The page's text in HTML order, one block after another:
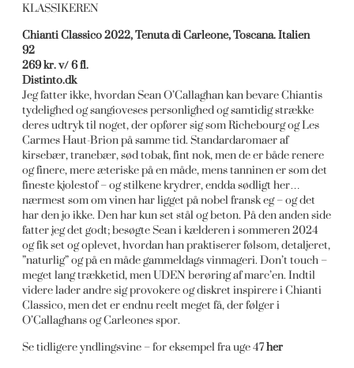
KLASSIKEREN
Chianti Classico 2022, Tenuta di Carleone, Toscana. Italien
92
269 kr. v/ 6 fl.
Distinto.dk
Jeg fatter ikke, hvordan Sean O’Callaghan kan bevare Chiantis
tydelighed og sangioveses personlighed og samtidig strække
deres udtryk til noget, der opfører sig som Richebourg og Les
Carmes Haut-Brion på samme tid. Standardaromaer af
kirsebær, tranebær, sød tobak, fint nok, men de er både renere
og finere, mere æteriske på en måde, mens tanninen er som det
fineste kjolestof – og stilkene krydrer, endda sødligt her…
nærmest som om vinen har ligget på nobel fransk eg – og det
har den jo ikke. Den har kun set stål og beton. På den anden side
fatter jeg det godt; besøgte Sean i kælderen i sommeren 2024
og fik set og oplevet, hvordan han praktiserer følsom, detaljeret,
”naturlig” og på en måde gammeldags vinmageri. Don’t touch –
meget lang trækketid, men UDEN berøring af marc’en. Indtil
videre lader andre sig provokere og diskret inspirere i Chianti
Classico, men det er endnu reelt meget få, der følger i
O’Callaghans og Carleones spor.
Se tidligere yndlingsvine – for eksempel fra uge 47her